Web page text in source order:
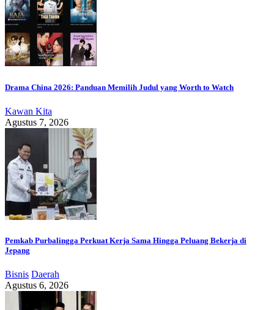
Drama China 2026: Panduan Memilih Judul yang Worth to Watch
Kawan Kita
Agustus 7, 2026
Pemkab Purbalingga Perkuat Kerja Sama Hingga Peluang Bekerja di
Jepang
Bisnis Daerah
Agustus 6, 2026